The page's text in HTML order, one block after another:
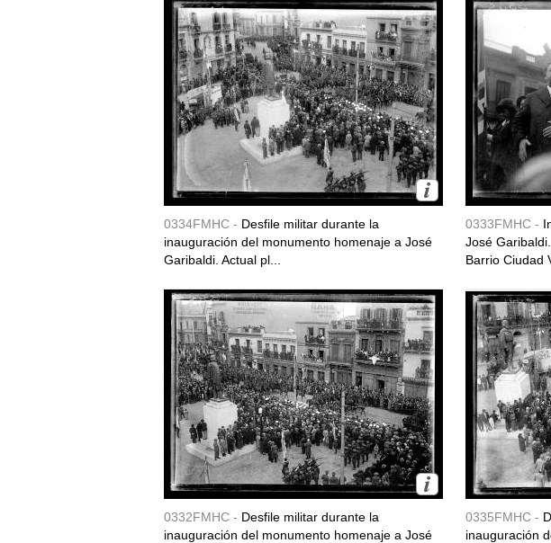
0334FMHC - Desfile militar durante la
inauguración del monumento homenaje a José
Garibaldi. Actual pl...
0333FMHC -
José
Barrio Ciudad
0332FMHC - Desfile militar durante la
inauguración del monumento homenaje a José
0335FMHC -
inauguración